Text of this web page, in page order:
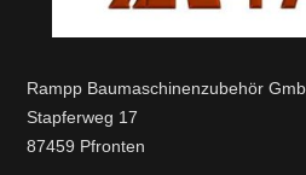
Rampp Baumaschinenzubehör
Stapferweg 17
87459 Pfronten